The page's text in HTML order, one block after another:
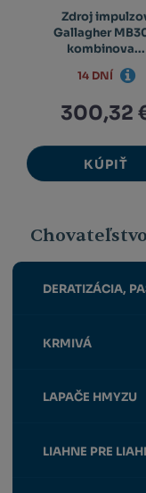
Zdroj
Gallagher
kombinova...
300,32
KÚPIŤ
14 DNÍ
Chovateľstvo
DERATIZÁCIA,
KRMIVÁ
LAPAČE HMYZU
LIAHNE PRE